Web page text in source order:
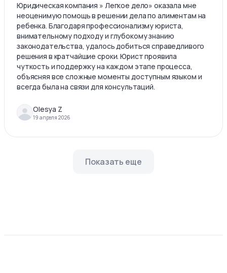
Юридическая компания » Легкое дело» оказала мне
неоценимую помощь в решении дела по алиментам на
ребенка. Благодаря профессионализму юриста,
внимательному подходу и глубокому знанию
законодательства, удалось добиться справедливого
решения в кратчайшие сроки. Юрист проявила
чуткость и поддержку на каждом этапе процесса,
объясняя все сложные моменты доступным языком и
всегда была на связи для консультаций.
Olesya Z
19 апреля 2026
Показать еще